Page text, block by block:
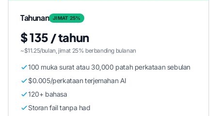
Tahunan JIMAT 25%
$ 135 / tahun
~$11.25/bulan, jimat 25% berbanding bulanan
100 muka surat atau 30,000 patah perkataan sebulan
$0.005/perkataan terjemahan AI
120+ bahasa
Storan fail tanpa had